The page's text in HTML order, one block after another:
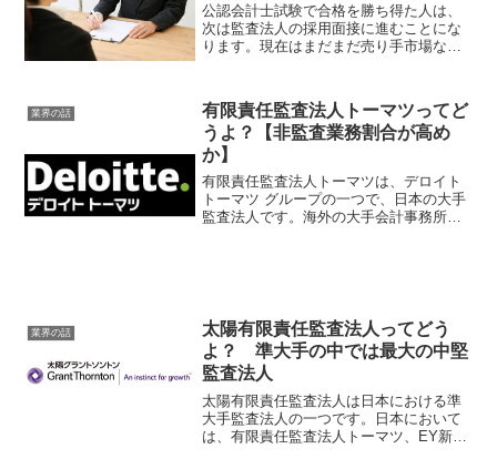
公認会計士試験で合格を勝ち得た人は、
次は監査法人の採用面接に進むことにな
ります。現在はまだまだ売り手市場なの
たく準備せずに採用面接をクリアできる
ほど甘くはないので、採用...
業界の話
有限責任監査法人トーマツってど
うよ？【非監査業務割合が高め
か】
有限責任監査法人トーマツは、デロイト
トーマツ グループの一つで、日本の大手
監査法人です。海外の大手会計事務所で
業界の話
太陽有限責任監査法人ってどう
よ？ 準大手の中では最大の中堅
監査法人
太陽有限責任監査法人は日本における準
大手監査法人の一つです。日本において
は、有限責任監査法人トーマツ、EY新日